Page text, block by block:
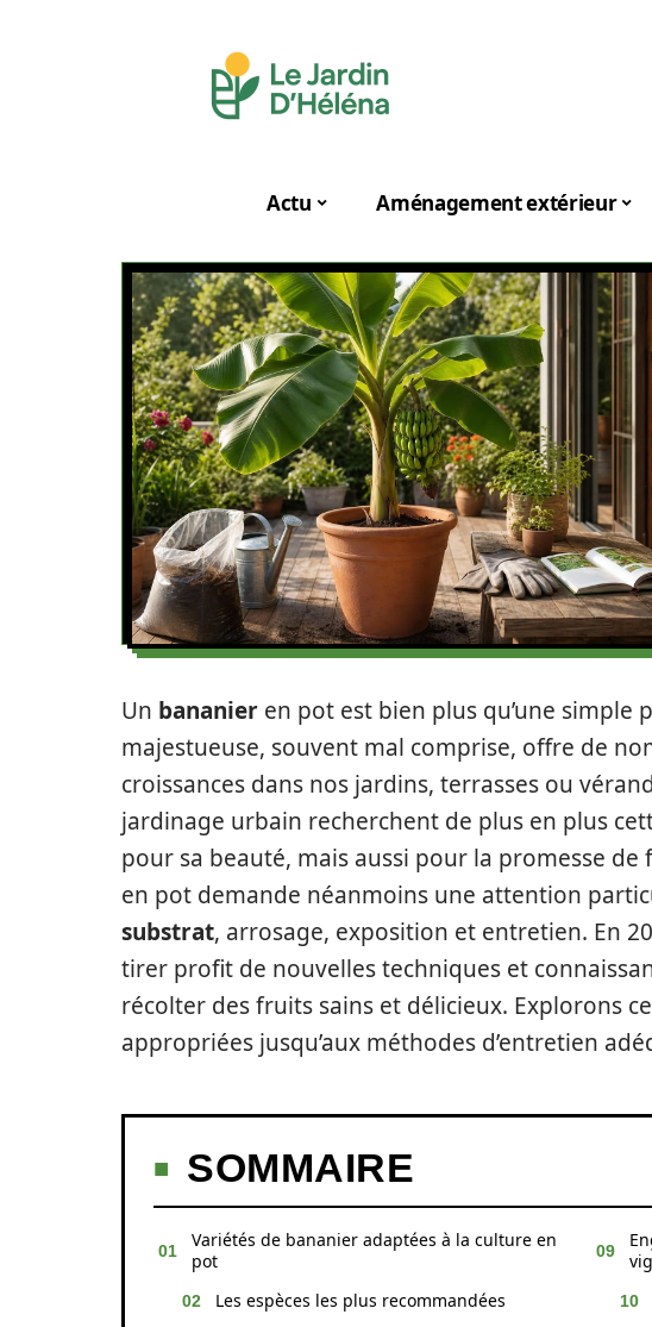
Actu Aménagement extérieur
Un bananier en pot est bien plus qu’une simple
majestueuse, souvent mal comprise, offre de
croissances dans nos jardins, terrasses ou
jardinage urbain recherchent de plus en plus
pour sa beauté, mais aussi pour la promesse
en pot demande néanmoins une attention
substrat, arrosage, exposition et entretien. En
tirer profit de nouvelles techniques et
récolter des fruits sains et délicieux. Explorons
appropriées jusqu’aux méthodes d’entretien
SOMMAIRE
Variétés de bananier adaptées à la culture en
pot
Les espèces les plus recommandées